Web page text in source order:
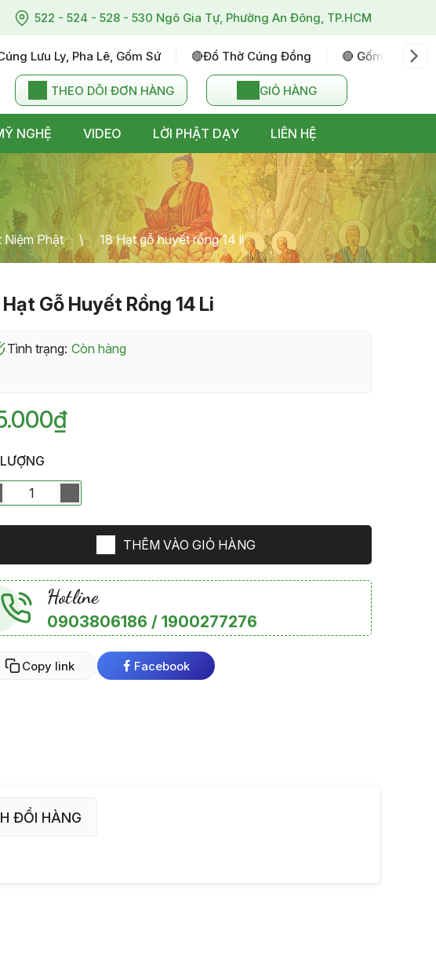
522 - 524 - 528 - 530 Ngô Gia Tự, Phường An Đông, TP.HCM
Lưu Ly, Pha Lê, Gốm Sứ 🔴đồ Thờ Cúng Đồng 🔴 Gốm Sứ Bát
THEO DÕI ĐƠN HÀNG GIỎ HÀNG
NGHỆ VIDEO LỜI PHẬT DẠY LIÊN HỆ
Niệm Phật 18 Hạt gỗ huyết rồng 14 li
Hạt Gỗ Huyết Rồng 14 Li
Tình trạng: còn hàng
THÊM VÀO GIỎ HÀNG
Hotline
0903806186 / 1900277276
Copy link Facebook
ĐỔI HÀNG